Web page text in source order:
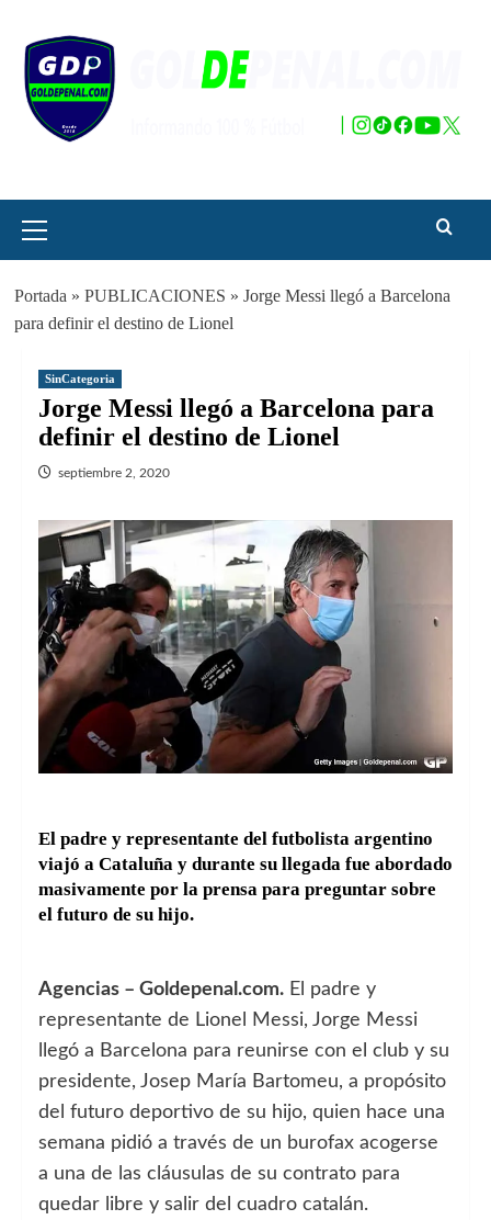
contenido
principal
Portada » PUBLICACIONES » Jorge Messi llegó a Barcelona
para definir el destino de Lionel
SinCategoria
Jorge Messi llegó a Barcelona para
definir el destino de Lionel
septiembre 2, 2020
El padre y representante del futbolista argentino
viajó a Cataluña y durante su llegada fue abordado
masivamente por la prensa para preguntar sobre
el futuro de su hijo.
Agencias – Goldepenal.com. El padre y
representante de Lionel Messi, Jorge Messi
llegó a Barcelona para reunirse con el club y su
presidente, Josep María Bartomeu, a propósito
del futuro deportivo de su hijo, quien hace una
semana pidió a través de un burofax acogerse
a una de las cláusulas de su contrato para
quedar libre y salir del cuadro catalán.